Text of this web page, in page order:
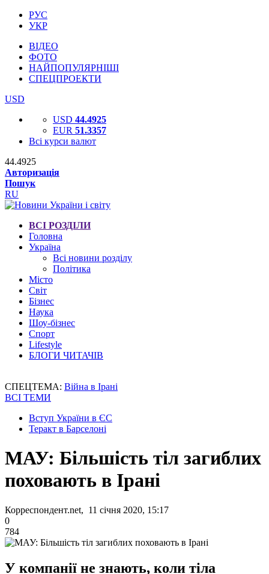
РУС
УКР
ВІДЕО
ФОТО
НАЙПОПУЛЯРНІШІ
СПЕЦПРОЕКТИ
USD
USD 44.4925
EUR 51.3357
Всі курси валют
44.4925
Авторизація
Пошук
RU
ВСІ РОЗДІЛИ
Головна
Україна
Всі новини розділу
Політика
Місто
Світ
Бізнес
Наука
Шоу-бізнес
Спорт
Lifestyle
БЛОГИ ЧИТАЧІВ
СПЕЦТЕМА: Війна в Ірані
ВСІ ТЕМИ
Вступ України в ЄС
Теракт в Барселоні
МАУ: Більшість тіл загиблих
поховають в Ірані
Корреспондент.net, 11 січня 2020, 15:17
0
784
У компанії не знають, коли тіла